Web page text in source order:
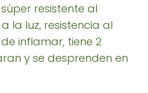
resistente al
la luz, resistencia al
inflamar, tiene 2
y se desprenden en